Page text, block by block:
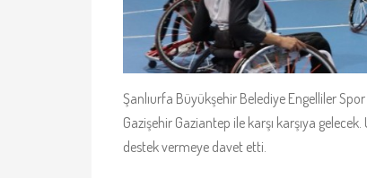
Şanlıurfa Büyükşehir Belediye Engelliler
Gazişehir Gaziantep ile karşı karşıya
destek vermeye davet etti.